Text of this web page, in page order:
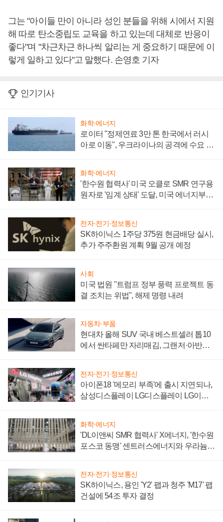
그는 "아이들 만이 아니라 성인 분들을 위해 시에서 지원
해 따로 탄소중립도 교육을 하고 있는데 대체로 반응이
좋다"며 "차근차근 하나씩 알리는 게 중요하기 때문에 이
렇게 일하고 있다"고 말했다. 손영호 기자
인기기사
화학·에너지
로이터 "정제연료 3만 톤 한국에서 러시
아로 이동", 우크라이나의 공격에 수요 늘
화학·에너지
'한수원 협력사' 미국 오클로 SMR 연구용
원자로 '임계 상태' 도달, 미국 에너지부
전자·전기·정보통신
SK하이닉스 1주당 375원 현금배당 실시,
추가 주주환원 계획 9월 공개 예정
사회
미국 법원 "트럼프 정부 풍력 프로젝트 동
결 조치는 위법", 해제 명령 내려
자동차·부품
현대차 올해 SUV 국내 베스트셀러 톱10
에서 싼타페만 자리매김, 그랜저·아반떼
전자·전기·정보통신
아이폰18 '메모리 부족'에 출시 지연되나,
삼성디스플레이 LG디스플레이 LG이노
화학·에너지
'DL이앤씨 SMR 협력사' X에너지, '한수원
포스코 동맹' 센트러스에너지와 우라늄
전자·전기·정보통신
SK하이닉스, 용인 'Y2' 팹과 청주 'M17' 팹
건설에 54조 투자 결정